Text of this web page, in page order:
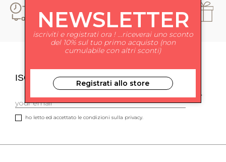
ISCRIVITI ALLA NEWSLETTER
ho letto ed accettato le condizioni sulla privacy.
NEWSLETTER
iscriviti e registrati ora ! ...riceverai uno sconto
del 10% sul tuo primo acquisto (non
cumulabile con altri sconti)
Registrati allo store